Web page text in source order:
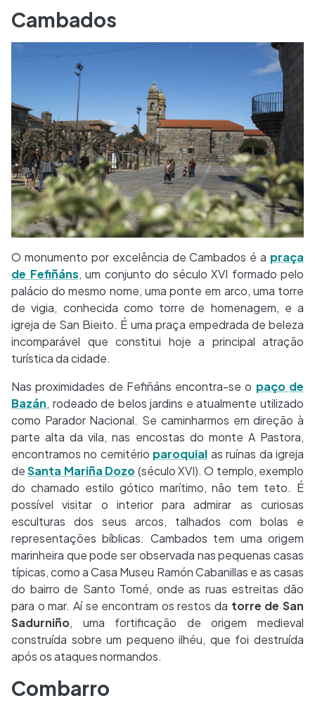
Cambados
O monumento por excelência de Cambados é a praça
de Fefiñáns, um conjunto do século XVI formado pelo
palácio do mesmo nome, uma ponte em arco, uma torre
de vigia, conhecida como torre de homenagem, e a
igreja de San Bieito. É uma praça empedrada de beleza
incomparável que constitui hoje a principal atração
turística da cidade.
Nas proximidades de Fefiñáns encontra-se o paço de
Bazán, rodeado de belos jardins e atualmente utilizado
como Parador Nacional. Se caminharmos em direção à
parte alta da vila, nas encostas do monte A Pastora,
encontramos no cemitério paroquial as ruínas da igreja
deSanta Mariña Dozo(século XVI). O templo, exemplo
do chamado estilo gótico marítimo, não tem teto. É
possível visitar o interior para admirar as curiosas
esculturas dos seus arcos, talhados com bolas e
representações bíblicas. Cambados tem uma origem
marinheira que pode ser observada nas pequenas casas
típicas, como a Casa Museu Ramón Cabanillas e as casas
do bairro de Santo Tomé, onde as ruas estreitas dão
para o mar. Aí se encontram os restos da torre de San
Sadurniño, uma fortificação de origem medieval
construída sobre um pequeno ilhéu, que foi destruída
após os ataques normandos.
Combarro